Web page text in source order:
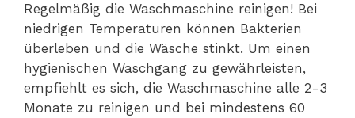
Regelmäßig die Waschmaschine reinigen! Bei
niedrigen Temperaturen können Bakterien
überleben und die Wäsche stinkt. Um einen
hygienischen Waschgang zu gewährleisten,
empfiehlt es sich, die Waschmaschine alle 2-3
Monate zu reinigen und bei mindestens 60